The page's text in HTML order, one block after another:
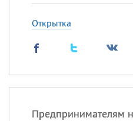
Открытка
Предпринимателям